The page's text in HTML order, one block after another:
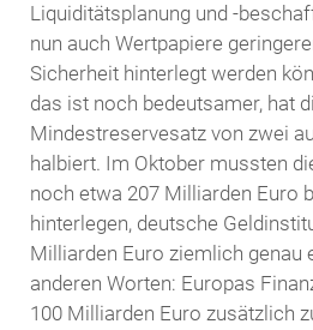
Liquiditätsplanung und -
nun auch Wertpapiere
Sicherheit hinterlegt werden
das ist noch bedeutsamer, hat
Mindestreservesatz von zwei
halbiert. Im Oktober mussten
noch etwa 207 Milliarden Euro
hinterlegen, deutsche
Milliarden Euro ziemlich genau
anderen Worten: Europas
100 Milliarden Euro zusätzlich